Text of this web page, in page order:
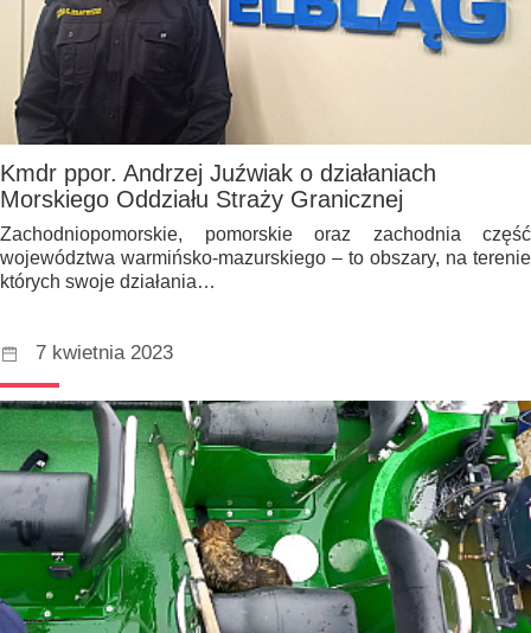
Kmdr ppor. Andrzej Juźwiak o działaniach
Morskiego Oddziału Straży Granicznej
Zachodniopomorskie, pomorskie oraz zachodnia część
województwa warmińsko-mazurskiego – to obszary, na terenie
których swoje działania…
7 kwietnia 2023